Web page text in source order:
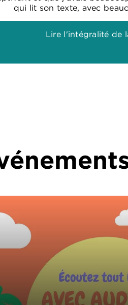
qui lit son texte, avec
Lire l'intégralité de